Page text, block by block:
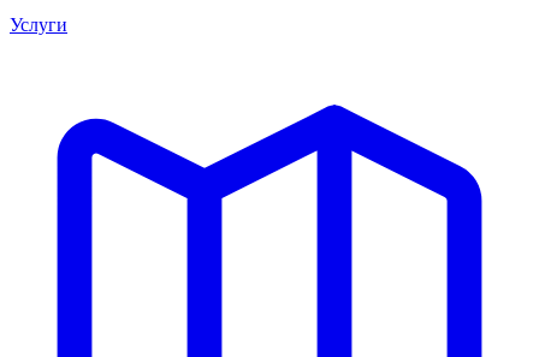
Услуги